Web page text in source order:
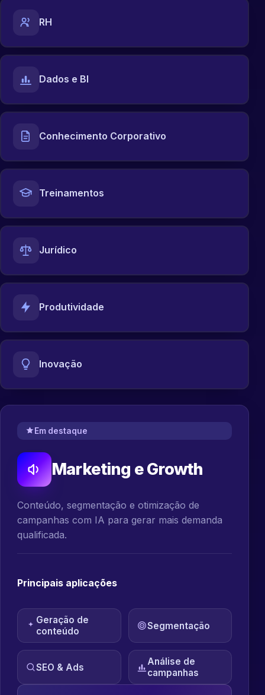
RH
Dados e BI
Conhecimento Corporativo
Treinamentos
Jurídico
Produtividade
Inovação
Em destaque
Marketing e Growth
Conteúdo, segmentação e otimização de
campanhas com IA para gerar mais demanda
qualificada.
Principais aplicações
Geração de
conteúdo
Segmentação
SEO & Ads
Análise de
campanhas